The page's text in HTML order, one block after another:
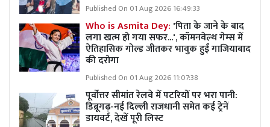
Published On 01 Aug 2026 16:49:33
Who is Asmita Dey: 'पिता के जाने के बाद
लगा खत्म हो गया सफर...', कॉमनवेल्थ गेम्स में
ऐतिहासिक गोल्ड जीतकर भावुक हुईं गाजियाबाद
की दरोगा
Published On 01 Aug 2026 11:07:38
पूर्वोत्तर सीमांत रेलवे में पटरियों पर भरा पानी:
डिब्रूगढ़-नई दिल्ली राजधानी समेत कई ट्रेनें
डायवर्ट, देखें पूरी लिस्ट